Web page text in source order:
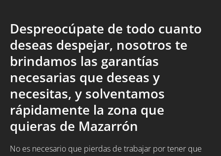
Despreocúpate de todo cuanto
deseas despejar, nosotros te
brindamos las garantías
necesarias que deseas y
necesitas, y solventamos
rápidamente la zona que
quieras de Mazarrón
No es necesario que pierdas de trabajar por tener que